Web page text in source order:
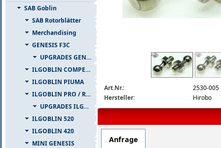
SAB Goblin
SAB Rotorblätter
Merchandising
GENESIS F3C
UPGRADES GENESIS F3C
ILGOBLIN COMPETIZIONE
ILGOBLIN PIUMA
ILGOBLIN PRO / RAW 700
UPGRADES ILGOBLIN PRO / RAW 700
ILGOBLIN 520
ILGOBLIN 420
MINI GENESIS
2530-005-detail.jpg
Art.Nr.:
2530-005
Hersteller:
Hirobo
Anfrage